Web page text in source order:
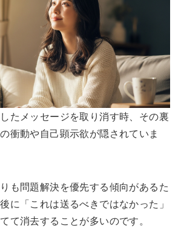
たメッセージを取り消す時、その裏
衝動や自己顕示欲が隠されていま
も問題解決を優先する傾向があるた
に「これは送るべきではなかった」
て消去することが多いのです。